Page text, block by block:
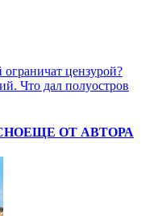
цензурой?
Что дал полуостров
ЕЩЕ ОТ АВТОРА